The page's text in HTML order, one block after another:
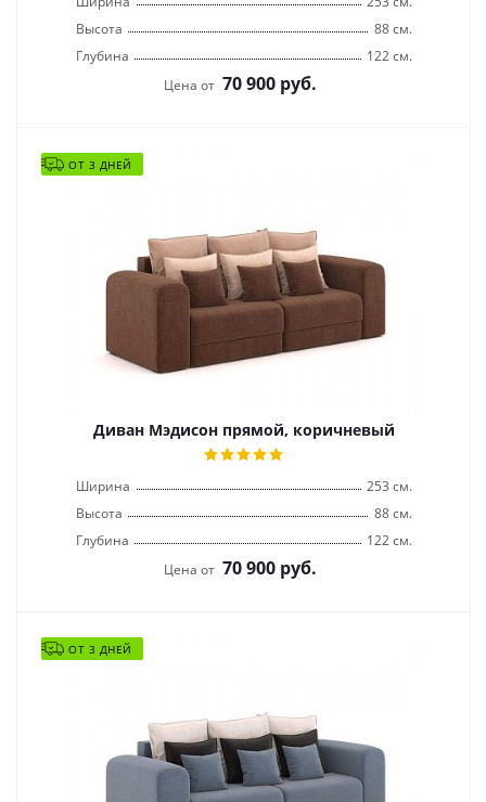
Высота
88 см.
Глубина
122 см.
Цена от 70 900 руб.
ОТ 3 ДНЕЙ
Диван Мэдисон прямой, коричневый
Ширина
253 см.
Высота
88 см.
Глубина
122 см.
Цена от 70 900 руб.
ОТ 3 ДНЕЙ